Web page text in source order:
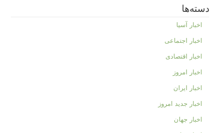
دسته‌ها
اخبار آسیا
اخبار اجتماعی
اخبار اقتصادی
اخبار امروز
اخبار ایران
اخبار جدید امروز
اخبار جهان